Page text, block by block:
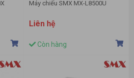
Máy chiếu SMX MX-L8500U
Liên hệ
Còn hàng